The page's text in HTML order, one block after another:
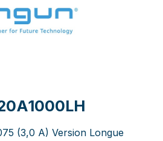
(3,0 A) Version Longue